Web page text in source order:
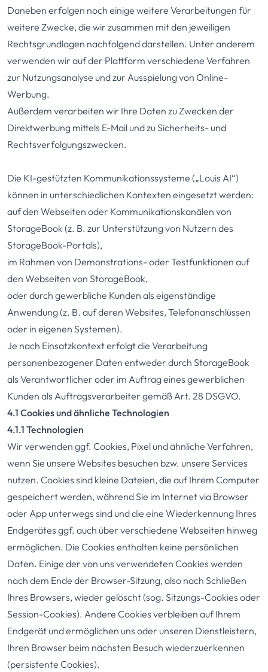
Daneben erfolgen noch einige weitere Verarbeitungen für
weitere Zwecke, die wir zusammen mit den jeweiligen
Rechtsgrundlagen nachfolgend darstellen. Unter anderem
verwenden wir auf der Plattform verschiedene Verfahren
zur Nutzungsanalyse und zur Ausspielung von Online-
Werbung.
Außerdem verarbeiten wir Ihre Daten zu Zwecken der
Direktwerbung mittels E-Mail und zu Sicherheits- und
Rechtsverfolgungszwecken.
Die KI-gestützten Kommunikationssysteme („Louis AI“)
können in unterschiedlichen Kontexten eingesetzt werden:
auf den Webseiten oder Kommunikationskanälen von
StorageBook (z. B. zur Unterstützung von Nutzern des
StorageBook-Portals),
im Rahmen von Demonstrations- oder Testfunktionen auf
den Webseiten von StorageBook,
oder durch gewerbliche Kunden als eigenständige
Anwendung (z. B. auf deren Websites, Telefonanschlüssen
oder in eigenen Systemen).
Je nach Einsatzkontext erfolgt die Verarbeitung
personenbezogener Daten entweder durch StorageBook
als Verantwortlicher oder im Auftrag eines gewerblichen
Kunden als Auftragsverarbeiter gemäß Art. 28 DSGVO.
4.1 Cookies und ähnliche Technologien
4.1.1 Technologien
Wir verwenden ggf. Cookies, Pixel und ähnliche Verfahren,
wenn Sie unsere Websites besuchen bzw. unsere Services
nutzen. Cookies sind kleine Dateien, die auf Ihrem Computer
gespeichert werden, während Sie im Internet via Browser
oder App unterwegs sind und die eine Wiederkennung Ihres
Endgerätes ggf. auch über verschiedene Webseiten hinweg
ermöglichen. Die Cookies enthalten keine persönlichen
Daten. Einige der von uns verwendeten Cookies werden
nach dem Ende der Browser-Sitzung, also nach Schließen
Ihres Browsers, wieder gelöscht (sog. Sitzungs-Cookies oder
Session-Cookies). Andere Cookies verbleiben auf Ihrem
Endgerät und ermöglichen uns oder unseren Dienstleistern,
Ihren Browser beim nächsten Besuch wiederzuerkennen
(persistente Cookies).